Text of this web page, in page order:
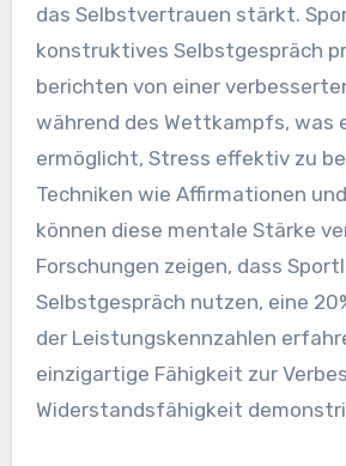
das Selbstvertrauen stärkt.
konstruktives Selbstgespräch
berichten von einer
während des Wettkampfs, was
ermöglicht, Stress effektiv zu
Techniken wie Affirmationen
können diese mentale Stärke
Forschungen zeigen, dass
Selbstgespräch nutzen, eine
der Leistungskennzahlen
einzigartige Fähigkeit zur
Widerstandsfähigkeit